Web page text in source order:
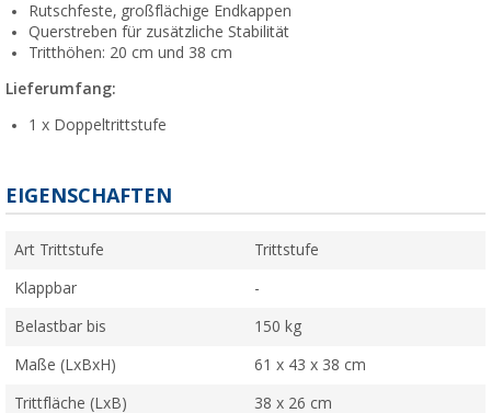
Rutschfeste, großflächige Endkappen
Querstreben für zusätzliche Stabilität
Tritthöhen: 20 cm und 38 cm
Lieferumfang:
1 x Doppeltrittstufe
EIGENSCHAFTEN
Art Trittstufe Trittstufe
Klappbar -
Belastbar bis 150 kg
Maße (LxBxH) 61 x 43 x 38 cm
Trittfläche (LxB) 38 x 26 cm